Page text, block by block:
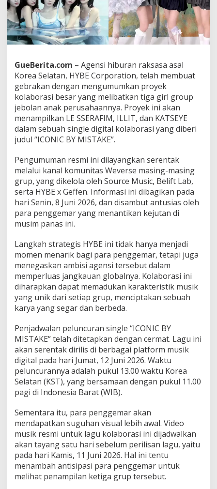
B
e
s
a
E
S
S
E
R
A
F
I
M
,
L
L
I
T
,
d
a
A
T
S
E
Y
E
e
w
t
S
n
g
l
e
"
I
O
N
C
B
Y
M
I
GueBerita.com – Agensi hiburan raksasa asal
Korea Selatan, HYBE Corporation, telah membuat
gebrakan dengan mengumumkan proyek
kolaborasi besar yang melibatkan tiga girl group
jebolan anak perusahaannya. Proyek ini akan
menampilkan LE SSERAFIM, ILLIT, dan KATSEYE
dalam sebuah single digital kolaborasi yang diberi
judul “ICONIC BY MISTAKE”.
Pengumuman resmi ini dilayangkan serentak
melalui kanal komunitas Weverse masing-masing
grup, yang dikelola oleh Source Music, Belift Lab,
serta HYBE x Geffen. Informasi ini dibagikan pada
hari Senin, 8 Juni 2026, dan disambut antusias oleh
para penggemar yang menantikan kejutan di
musim panas ini.
Langkah strategis HYBE ini tidak hanya menjadi
momen menarik bagi para penggemar, tetapi juga
menegaskan ambisi agensi tersebut dalam
memperluas jangkauan globalnya. Kolaborasi ini
diharapkan dapat memadukan karakteristik musik
yang unik dari setiap grup, menciptakan sebuah
karya yang segar dan berbeda.
Penjadwalan peluncuran single “ICONIC BY
MISTAKE” telah ditetapkan dengan cermat. Lagu ini
akan serentak dirilis di berbagai platform musik
digital pada hari Jumat, 12 Juni 2026. Waktu
peluncurannya adalah pukul 13.00 waktu Korea
Selatan (KST), yang bersamaan dengan pukul 11.00
pagi di Indonesia Barat (WIB).
Sementara itu, para penggemar akan
mendapatkan suguhan visual lebih awal. Video
musik resmi untuk lagu kolaborasi ini dijadwalkan
akan tayang satu hari sebelum perilisan lagu, yaitu
pada hari Kamis, 11 Juni 2026. Hal ini tentu
menambah antisipasi para penggemar untuk
melihat penampilan ketiga grup tersebut.